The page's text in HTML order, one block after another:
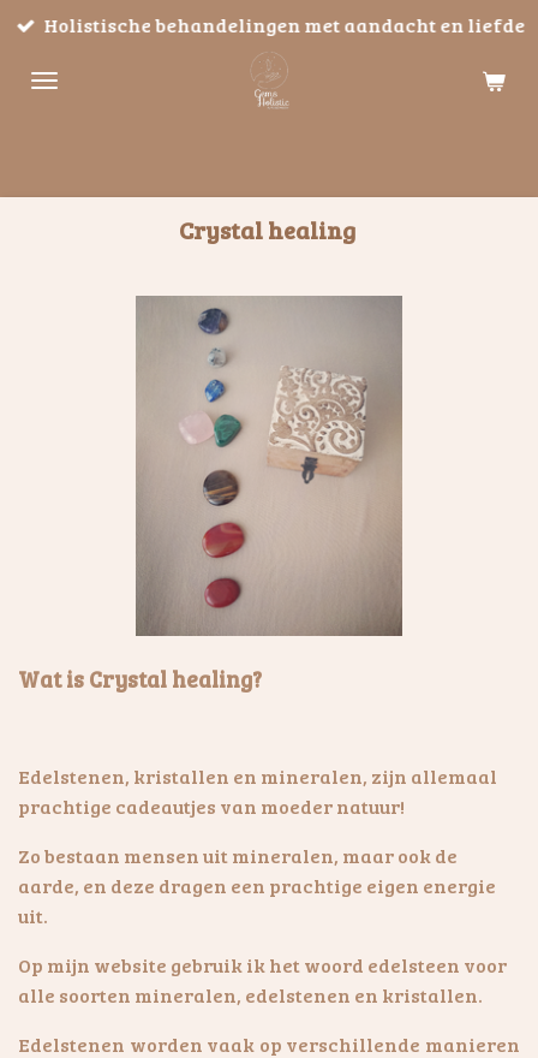
Ga
naar
Holistische behandelingen met aandacht en liefde
Crystal healing
Wat is Crystal healing?
Edelstenen, kristallen en mineralen, zijn allemaal
prachtige cadeautjes van moeder natuur!
Zo bestaan mensen uit mineralen, maar ook de
aarde, en deze dragen een prachtige eigen energie
uit.
Op mijn website gebruik ik het woord edelsteen voor
alle soorten mineralen, edelstenen en kristallen.
Edelstenen worden vaak op verschillende manieren